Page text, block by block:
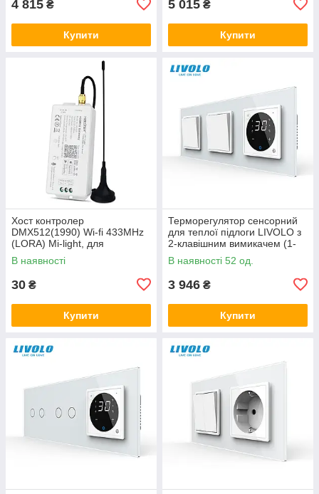
4 815 ₴
Купити
5 015 ₴
Купити
Хост контролер
DMX512(1990) Wi-fi 433MHz
(LORA) Mi-light, для
бездротового керування Mi-
light з Android and iOS
В наявності
30 ₴
Купити
Терморегулятор сенсорний
для теплої підлоги LIVOLO з
2-клавішним вимикачем (1-
1), білий, скляна рамка
В наявності 52 од.
3 946 ₴
Купити